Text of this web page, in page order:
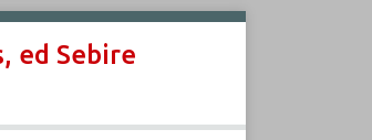
ed Sebire